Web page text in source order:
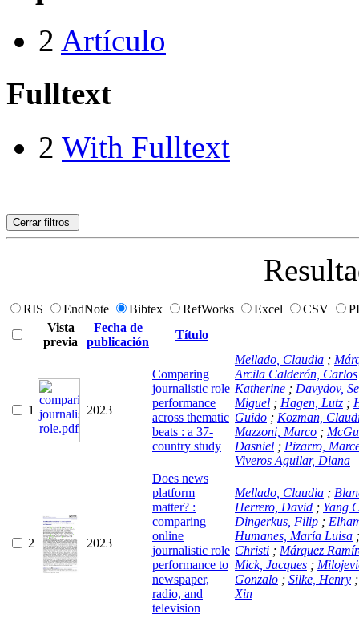
2 Artículo
Fulltext
2 With Fulltext
Cerrar filtros
RIS EndNote Bibtex RefWorks Excel CSV
Vista
previa
Fecha de
publicación
Título
1 2023
Comparing
journalistic role
performance
across thematic
beats : a 37-
country study
Mellado, Claudia ;
Arcila Calderón, Carlos
Katherine ; Davydov,
Miguel ; Hagen, Lutz ;
Guido ; Kozman,
Mazzoni, Marco ;
Dasniel ; Pizarro,
Viveros Aguilar, Diana
2 2023
Does news
platform
matter? :
comparing
online
journalistic role
performance to
newspaper,
radio, and
television
Mellado, Claudia ;
Herrero, David ;
Dingerkus, Filip ;
Humanes, María Luisa
Christi ; Márquez
Mick, Jacques ;
Gonzalo ; Silke, Henry
Xin